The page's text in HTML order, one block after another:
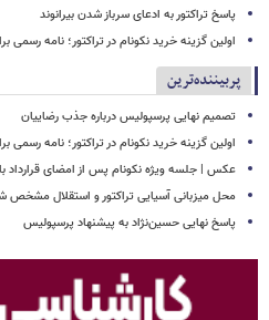
پاسخ تراکتور به ادعای سرباز شدن بیرانوند
اولین گزینه خرید نکونام در تراکتور؛ نامه رسمی
پربیننده‌ترین
تصمیم نهایی پرسپولیس درباره جذب رضاییان
اولین گزینه خرید نکونام در تراکتور؛ نامه رسمی
عکس | جلسه ویژه نکونام پس از امضای قرارداد با
محل میزبانی آسیایی تراکتور و استقلال مشخص
پاسخ نهایی حسین‌نژاد به پیشنهاد پرسپولیس